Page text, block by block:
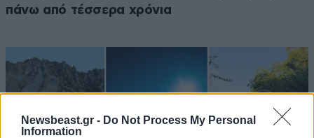
Newsbeast.gr - Do Not Process My Personal
Information
πάνω από τέσσερα χρόνια